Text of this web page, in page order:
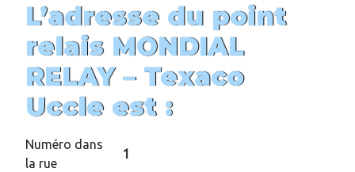
L’adresse du point
relais MONDIAL
RELAY – Texaco
Uccleest :
Numéro dans
la rue
1